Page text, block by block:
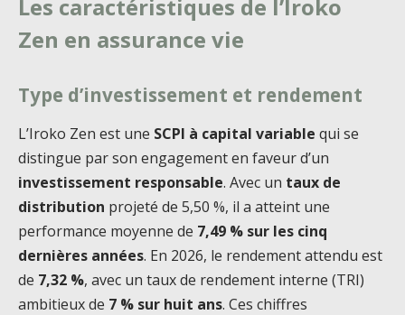
Les caractéristiques de l’Iroko
Zen en assurance vie
Type d’investissement et rendement
L’Iroko Zen est une SCPI à capital variable qui se
distingue par son engagement en faveur d’un
investissement responsable. Avec un taux de
distribution projeté de 5,50 %, il a atteint une
performance moyenne de 7,49 % sur les cinq
dernières années. En 2026, le rendement attendu est
de 7,32 %, avec un taux de rendement interne (TRI)
ambitieux de 7 % sur huit ans. Ces chiffres